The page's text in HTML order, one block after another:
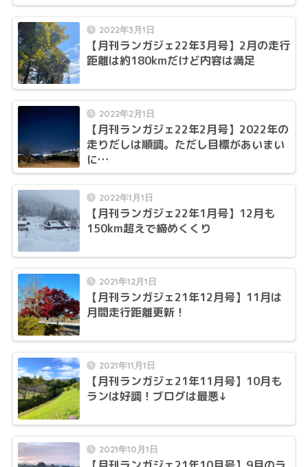
2022年3月1日
【月刊ランガジェ22年3月号】2月の走行
距離は約180kmだけど内容は満足
2022年2月1日
【月刊ランガジェ22年2月号】2022年の
走りだしは順調。ただし目標があいまい
に…
2022年1月1日
【月刊ランガジェ22年1月号】12月も
150km超えで締めくくり
2021年12月1日
【月刊ランガジェ21年12月号】11月は
月間走行距離更新！
2021年11月1日
【月刊ランガジェ21年11月号】10月も
ランは好調！ブログは最悪↓
2021年10月1日